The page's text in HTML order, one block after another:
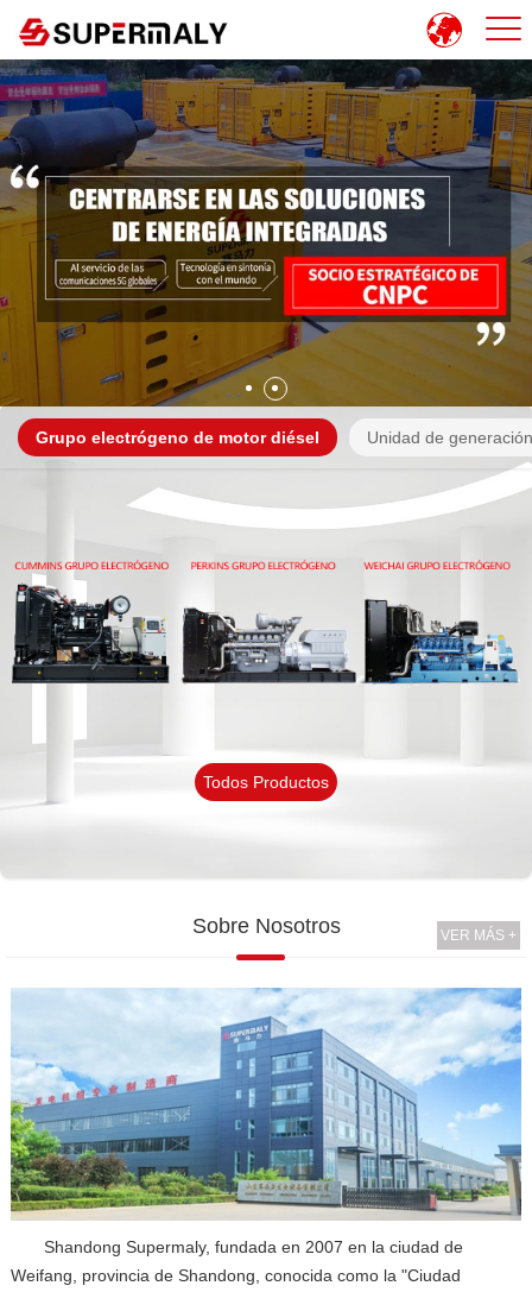
Grupo electrógeno de motor diésel Unidad de
Todos Productos
Sobre Nosotros VER MÁS +
Shandong Supermaly, fundada en 2007 en la ciudad de
Weifang, provincia de Shandong, conocida como la "Ciudad